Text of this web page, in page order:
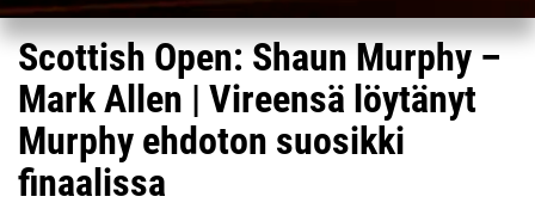
Scottish Open: Shaun Murphy –
Mark Allen | Vireensä löytänyt
Murphy ehdoton suosikki
finaalissa